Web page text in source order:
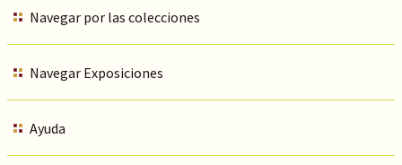
Navegar por las colecciones
Navegar Exposiciones
Ayuda